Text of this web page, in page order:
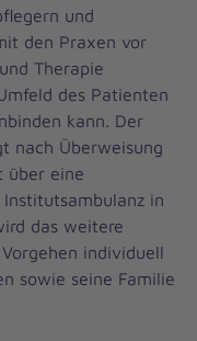
und
den Praxen vor
Therapie
des Patienten
kann. Der
nach Überweisung
über eine
in
das weitere
individuell
sowie seine Familie